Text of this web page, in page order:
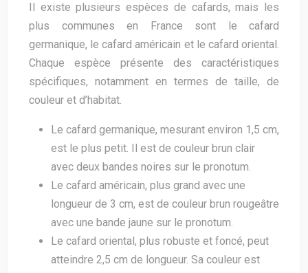
Il existe plusieurs espèces de cafards, mais les
plus communes en France sont le cafard
germanique, le cafard américain et le cafard oriental.
Chaque espèce présente des caractéristiques
spécifiques, notamment en termes de taille, de
couleur et d’habitat.
Le cafard germanique, mesurant environ 1,5 cm,
est le plus petit. Il est de couleur brun clair
avec deux bandes noires sur le pronotum.
Le cafard américain, plus grand avec une
longueur de 3 cm, est de couleur brun rougeâtre
avec une bande jaune sur le pronotum.
Le cafard oriental, plus robuste et foncé, peut
atteindre 2,5 cm de longueur. Sa couleur est